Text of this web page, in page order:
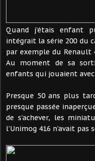
Quand j’étais enfant
intégrait la série 200 du
par exemple du Renault
Au moment de sa
enfants qui jouaient
Presque 50 ans plus
presque passée
de s’achever, les
l’Unimog 416 n’avait